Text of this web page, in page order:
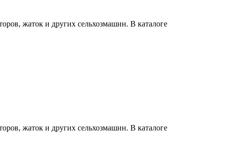
жаток и других сельхозмашин. В каталоге
жаток и других сельхозмашин. В каталоге